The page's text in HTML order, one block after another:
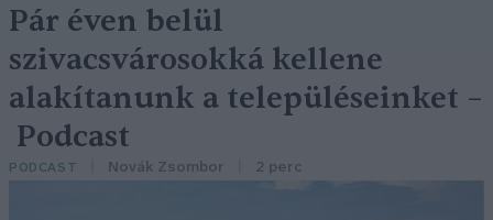
Pár éven belül
szivacsvárosokká kellene
alakítanunk a településeinket –
Podcast
PODCAST Novák Zsombor 2 perc